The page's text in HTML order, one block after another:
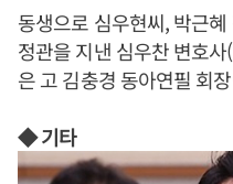
동생으로 심우현씨, 박근
정관을 지낸 심우찬 변호
은 고 김충경 동아연필 회
◆ 기타